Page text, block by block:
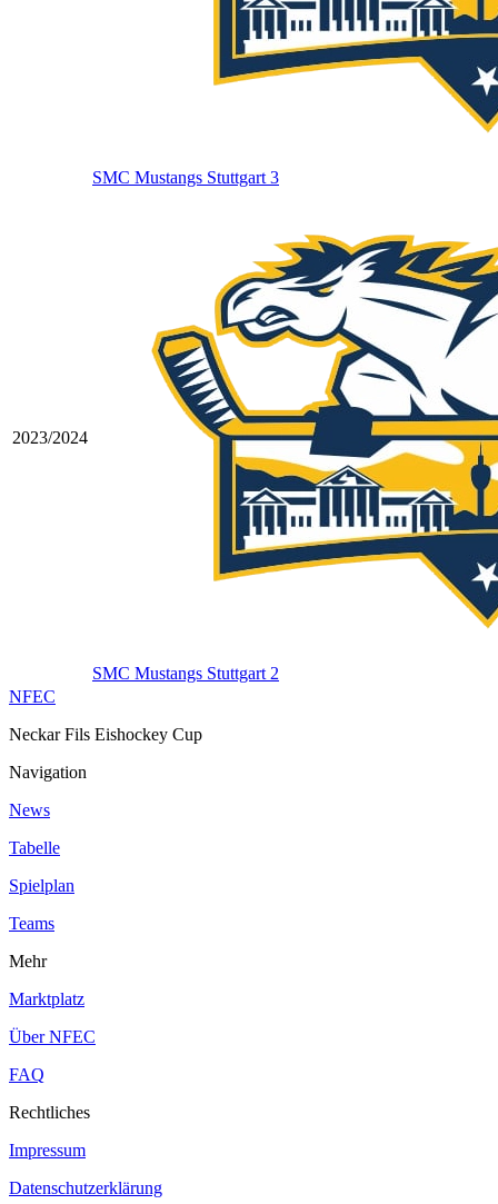
SMC Mustangs Stuttgart 3
2023/2024
SMC Mustangs Stuttgart 2
NFEC
Neckar Fils Eishockey Cup
Navigation
News
Tabelle
Spielplan
Teams
Mehr
Marktplatz
Über NFEC
FAQ
Rechtliches
Impressum
Datenschutzerklärung